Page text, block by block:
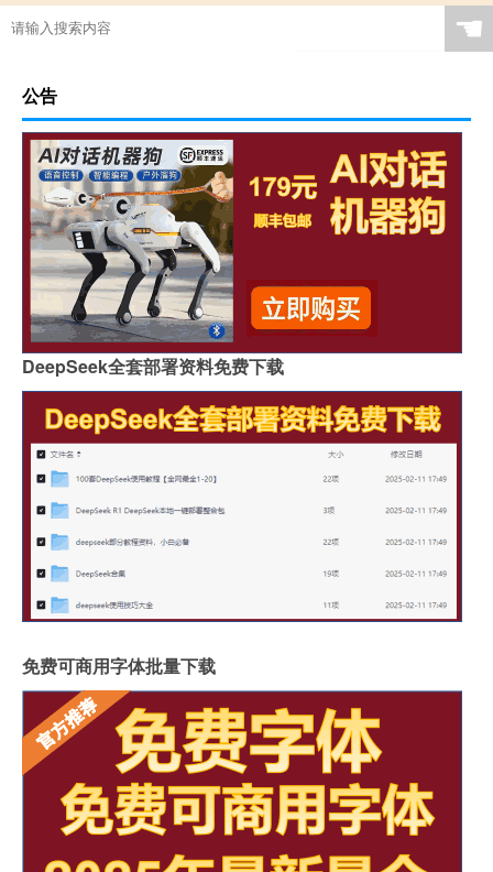
☚
公告
DeepSeek全套部署资料免费下载
免费可商用字体批量下载